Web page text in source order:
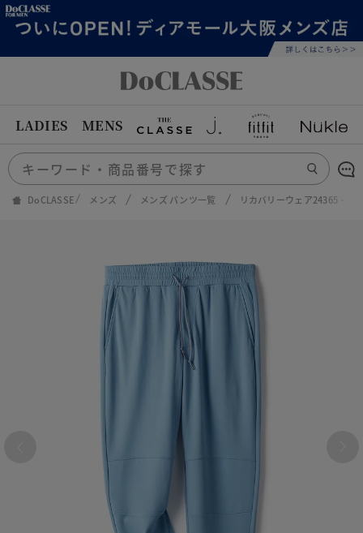
LADIES MENS
DoCLASSE メンズ メンズ パンツ一覧 リカバリーウェア24365・天